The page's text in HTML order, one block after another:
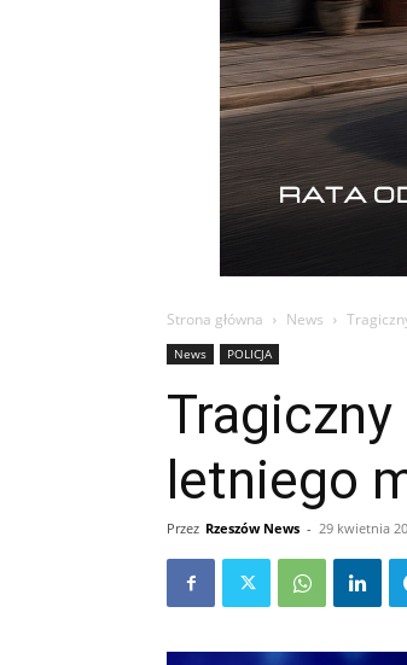
Strona główna News
News POLICJA
letniego
Przez Rzeszów News - 29 kwietnia